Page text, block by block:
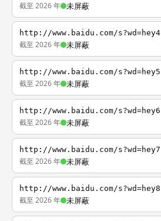
截至 2026 年 未屏蔽
http://www.baidu.com/s?wd=hey4
截至 2026 年 未屏蔽
http://www.baidu.com/s?wd=hey5
截至 2026 年 未屏蔽
http://www.baidu.com/s?wd=hey6
截至 2026 年 未屏蔽
http://www.baidu.com/s?wd=hey7
截至 2026 年 未屏蔽
http://www.baidu.com/s?wd=hey8
截至 2026 年 未屏蔽